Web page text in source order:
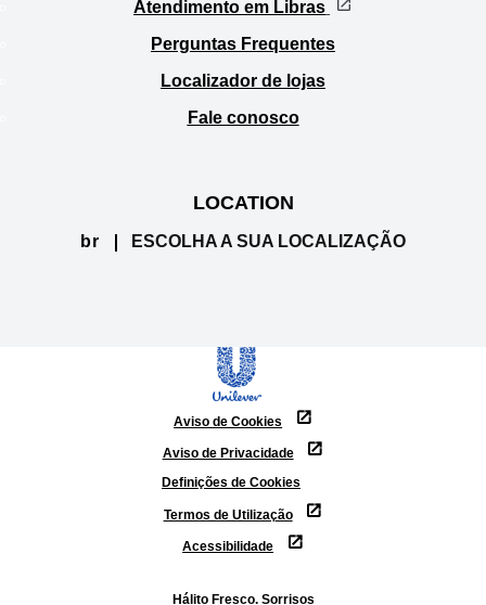
Atendimento em Libras
Perguntas Frequentes
Localizador de lojas
Fale conosco
LOCATION
br ESCOLHA A SUA LOCALIZAÇÃO
Aviso de Cookies
Aviso de Privacidade
Definições de Cookies
Termos de Utilização
Acessibilidade